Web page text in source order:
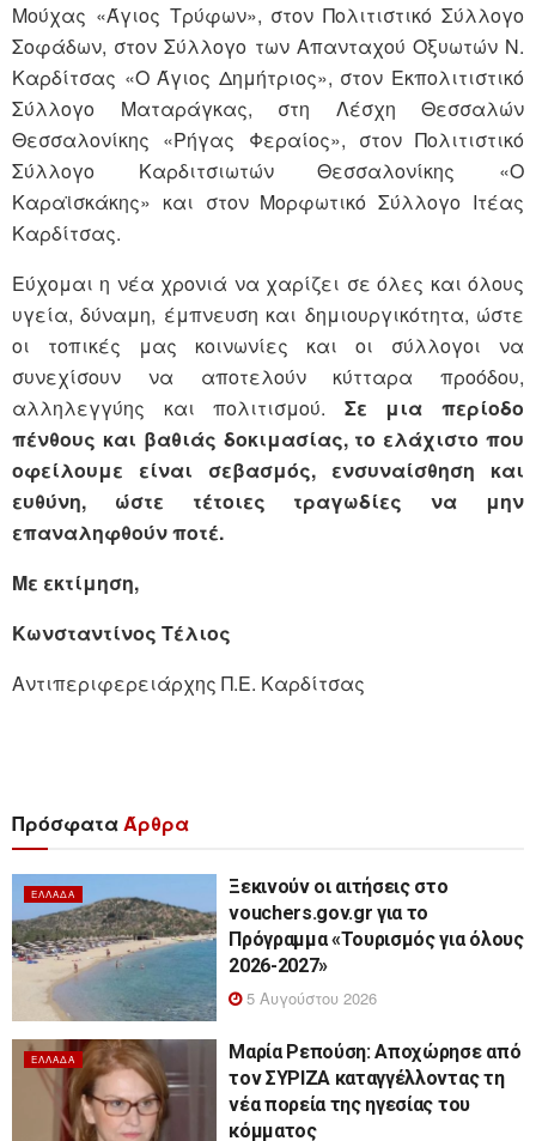
Μούχας «Άγιος Τρύφων», στον Πολιτιστικό Σύλλογο
Σοφάδων, στον Σύλλογο των Απανταχού Οξυωτών Ν.
Καρδίτσας «Ο Άγιος Δημήτριος», στον Εκπολιτιστικό
Σύλλογο Ματαράγκας, στη Λέσχη Θεσσαλών
Θεσσαλονίκης «Ρήγας Φεραίος», στον Πολιτιστικό
Σύλλογο Καρδιτσιωτών Θεσσαλονίκης «Ο
Καραϊσκάκης» και στον Μορφωτικό Σύλλογο Ιτέας
Καρδίτσας.
Εύχομαι η νέα χρονιά να χαρίζει σε όλες και όλους
υγεία, δύναμη, έμπνευση και δημιουργικότητα, ώστε
οι τοπικές μας κοινωνίες και οι σύλλογοι να
συνεχίσουν να αποτελούν κύτταρα προόδου,
αλληλεγγύης και πολιτισμού. Σε μια περίοδο
πένθους και βαθιάς δοκιμασίας, το ελάχιστο που
οφείλουμε είναι σεβασμός, ενσυναίσθηση και
ευθύνη, ώστε τέτοιες τραγωδίες να μην
επαναληφθούν ποτέ.
Με εκτίμηση,
Κωνσταντίνος Τέλιος
Αντιπεριφερειάρχης Π.Ε. Καρδίτσας
ΠρόσφαταΆρθρα
ΕΛΛΆΔΑ
Ξεκινούν οι αιτήσεις στο
vouchers.gov.gr για το
Πρόγραμμα «Τουρισμός για όλους
2026-2027»
5 Αυγούστου 2026
ΕΛΛΆΔΑ
Μαρία Ρεπούση: Αποχώρησε από
τον ΣΥΡΙΖΑ καταγγέλλοντας τη
νέα πορεία της ηγεσίας του
κόμματος